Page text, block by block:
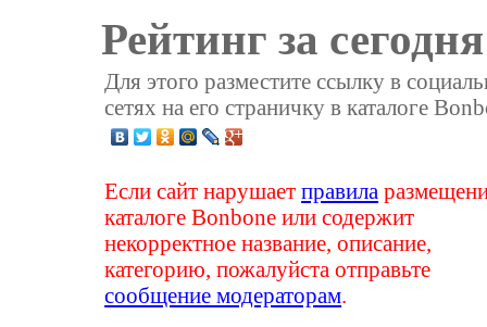
Рейтинг за
Для этого разместите ссылку в
сетях на его страничку в каталоге
Если сайт нарушаетправила
каталоге Bonbone или содержит
некорректное название, описание,
категорию, пожалуйста отправьте
сообщение модераторам